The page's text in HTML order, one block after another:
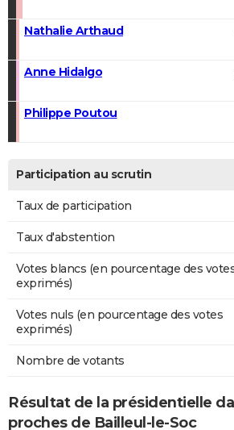
Nathalie Arthaud
Anne Hidalgo
Philippe Poutou
Participation au scrutin
Taux de participation
Taux d'abstention
Votes blancs (en pourcentage des
exprimés)
Votes nuls (en pourcentage des votes
exprimés)
Nombre de votants
Résultat de la présidentielle
proches de Bailleul-le-Soc